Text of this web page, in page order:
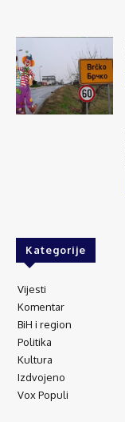
Kategorije
Vijesti
Komentar
BiH i region
Politika
Kultura
Izdvojeno
Vox Populi